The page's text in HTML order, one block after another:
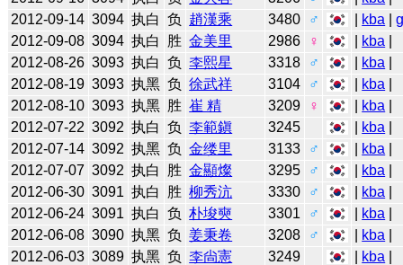
2012-09-14 3094 执白 负 趙漢乘 3480 ♂ kba |
2012-09-08 3094 执白 胜 金美里 2986 ♀ kba
2012-08-26 3093 执白 负 李熙星 3318 ♂ kba
2012-08-19 3093 执黑 负 徐武祥 3104 ♂ kba
2012-08-10 3093 执黑 胜 崔 精 3209 ♀ kba
2012-07-22 3092 执白 负 李範鎭 3245 kba
2012-07-14 3092 执黑 负 金缕里 3133 ♂ kba
2012-07-07 3092 执白 胜 金顯燦 3295 ♂ kba
2012-06-30 3091 执白 胜 柳秀沆 3330 ♂ kba
2012-06-24 3091 执白 负 朴埈奭 3301 ♂ kba
2012-06-08 3090 执黑 负 姜秉卷 3208 ♂ kba
2012-06-03 3089 执黑 负 李尙憲 3249 kba